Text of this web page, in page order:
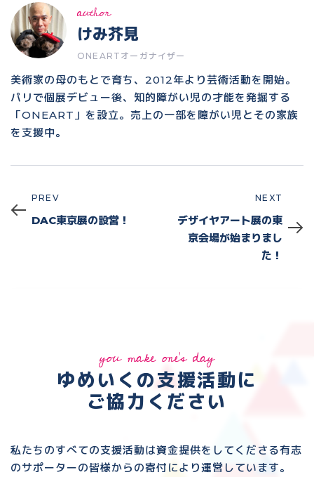
author
けみ芥見
ONEARTオーガナイザー
美術家の母のもとで育ち、2012年より芸術活動を開始。
パリで個展デビュー後、知的障がい児の才能を発掘する
「ONEART」を設立。売上の一部を障がい児とその家族
を支援中。
Prev
PREV
DAC東京展の設営！
NEXT
デザイヤアート展の東
京会場が始まりまし
た！
you make one's day
ゆめいくの支援活動に
ご協力ください
私たちのすべての支援活動は資金提供をしてくださる有志
のサポーターの皆様からの寄付により運営しています。